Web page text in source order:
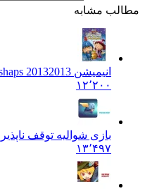
مطالب مشابه
انیمیشن 2013 2013 Mike The Knight Magical Mishaps
۱۲٬۲۰۰
بازی شوالیه توقف ناپذیر
۱۳٬۴۹۷